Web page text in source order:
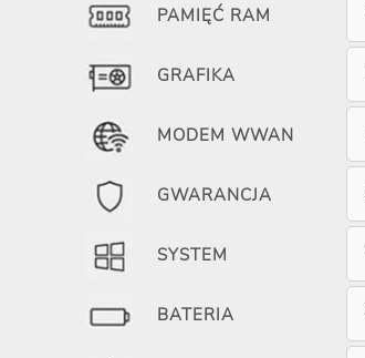
PAMIĘĆ RAM
GRAFIKA
MODEM WWAN
GWARANCJA
SYSTEM
BATERIA